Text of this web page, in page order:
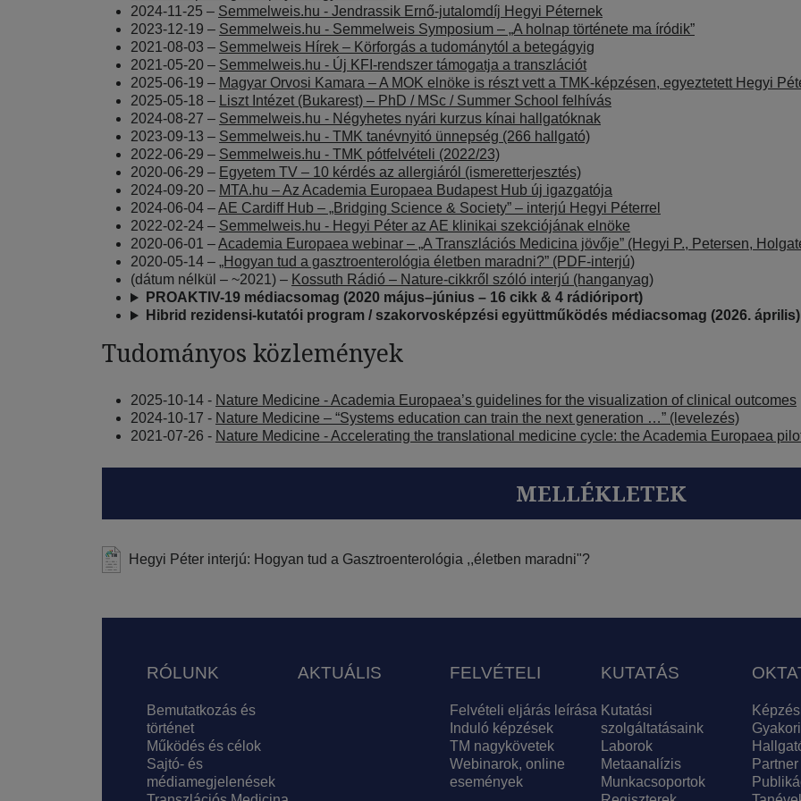
2024-11-25 – Semmelweis.hu - Jendrassik Ernő-jutalomdíj Hegyi Péternek
2023-12-19 – Semmelweis.hu - Semmelweis Symposium – „A holnap története ma íródik”
2021-08-03 – Semmelweis Hírek – Körforgás a tudománytól a betegágyig
2021-05-20 – Semmelweis.hu - Új KFI-rendszer támogatja a transzlációt
2025-06-19 – Magyar Orvosi Kamara – A MOK elnöke is részt vett a TMK-képzésen, egyeztetett Hegyi
2025-05-18 – Liszt Intézet (Bukarest) – PhD / MSc / Summer School felhívás
2024-08-27 – Semmelweis.hu - Négyhetes nyári kurzus kínai hallgatóknak
2023-09-13 – Semmelweis.hu - TMK tanévnyitó ünnepség (266 hallgató)
2022-06-29 – Semmelweis.hu - TMK pótfelvételi (2022/23)
2020-06-29 – Egyetem TV – 10 kérdés az allergiáról (ismeretterjesztés)
2024-09-20 – MTA.hu – Az Academia Europaea Budapest Hub új igazgatója
2024-06-04 –AE Cardiff Hub – „Bridging Science & Society” – interjú Hegyi Péterrel
2022-02-24 – Semmelweis.hu - Hegyi Péter az AE klinikai szekciójának elnöke
2020-06-01 –Academia Europaea webinar – „A Transzlációs Medicina jövője” (Hegyi P., Petersen,
2020-05-14 – „Hogyan tud a gasztroenterológia életben maradni?” (PDF-interjú)
(dátum nélkül – ~2021) – Kossuth Rádió – Nature-cikkről szóló interjú (hanganyag)
PROAKTIV-19 médiacsomag (2020 május–június – 16 cikk & 4 rádióriport)
Hibrid rezidensi-kutatói program / szakorvosképzési együttműködés médiacsomag (2026. április)
Tudományos közlemények
2025-10-14 - Nature Medicine - Academia Europaea’s guidelines for the visualization of clinical outcomes
2024-10-17 - Nature Medicine – “Systems education can train the next generation …” (levelezés)
2021-07-26 - Nature Medicine - Accelerating the translational medicine cycle: the Academia Europaea
MELLÉKLETEK
Hegyi Péter interjú: Hogyan tud a Gasztroenterológia ,,életben maradni"?
Lábléc
RÓLUNK
Bemutatkozás és
történet
Működés és célok
Sajtó- és
médiamegjelenések
AKTUÁLIS FELVÉTELI
Felvételi eljárás leírása
Induló képzések
TM nagykövetek
Webinarok, online
események
KUTATÁS
Kutatási
szolgáltatásaink
Laborok
Metaanalízis
Munkacsoportok